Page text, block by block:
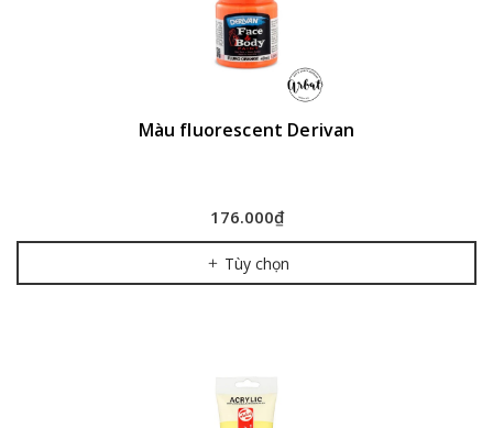
Màu fluorescent Derivan
176.000₫
Tùy chọn